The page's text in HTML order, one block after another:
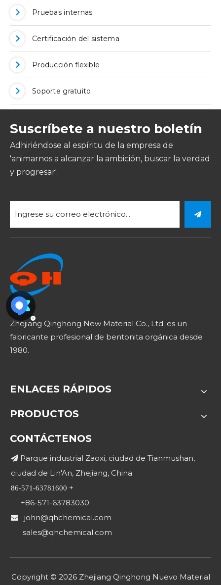
Pruebas internas
Certificación del sistema
Producción flexible
Soporte gratuito
Suscríbete a nuestro boletín
Adhiriéndose al espíritu de la empresa de
'animarnos a alcanzar la ambición, buscar la verdad
y progresar'.
Zhejiang Qinghong New Material Co., Ltd. es un
fabricante profesional de bentonita orgánica desde
1980.
ENLACES RÁPIDOS
PRODUCTOS
CONTÁCTENOS
 Parque industrial Zaoxi, ciudad de Tianmushan,
ciudad de Lin'An, Zhejiang, China
86-571-63781600 +
+86-571-63783030

john@qhchemical.com
sales@qhchemical.com
Copyright © 2026 Zhejiang Qinghong Nuevo Material